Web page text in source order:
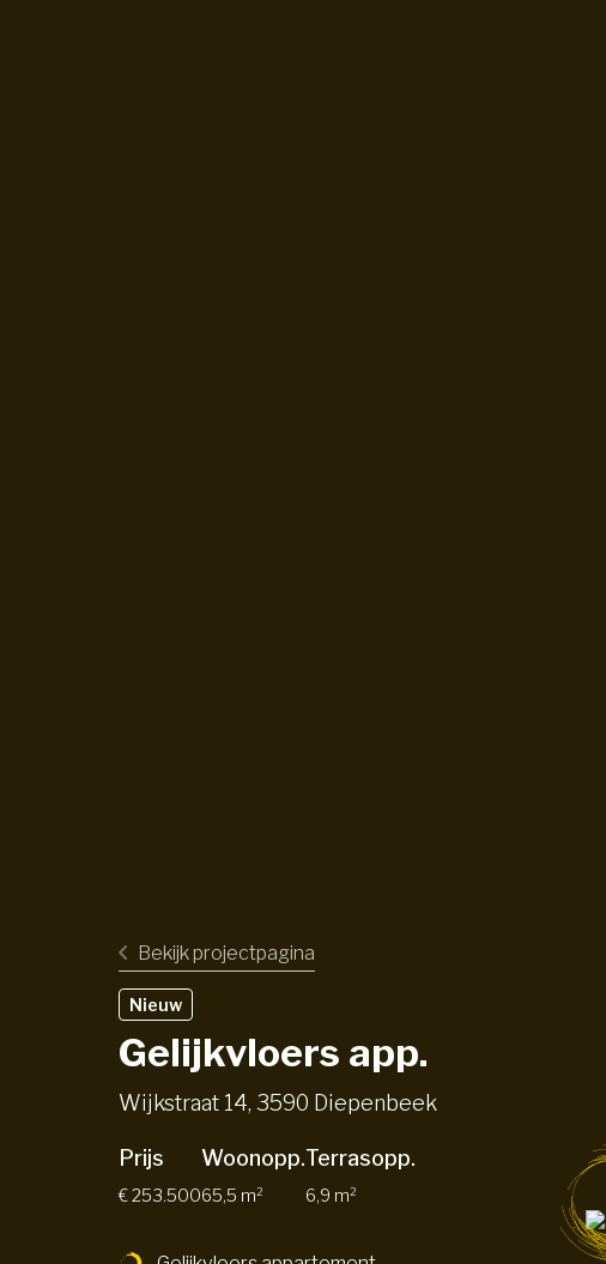
Bekijk projectpagina
Nieuw
Gelijkvloers app.
Wijkstraat 14, 3590 Diepenbeek
Prijs
€ 253.500
Woonopp.
65,5 m²
Terrasopp.
6,9 m²